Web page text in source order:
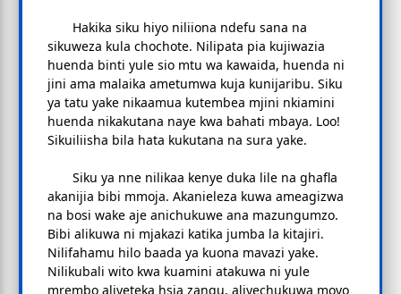
Hakika siku hiyo niliiona ndefu sana na
sikuweza kula chochote. Nilipata pia kujiwazia
huenda binti yule sio mtu wa kawaida, huenda ni
jini ama malaika ametumwa kuja kunijaribu. Siku
ya tatu yake nikaamua kutembea mjini nkiamini
huenda nikakutana naye kwa bahati mbaya. Loo!
Sikuiliisha bila hata kukutana na sura yake.
Siku ya nne nilikaa kenye duka lile na ghafla
akanijia bibi mmoja. Akanieleza kuwa ameagizwa
na bosi wake aje anichukuwe ana mazungumzo.
Bibi alikuwa ni mjakazi katika jumba la kitajiri.
Nilifahamu hilo baada ya kuona mavazi yake.
Nilikubali wito kwa kuamini atakuwa ni yule
mrembo aliyeteka hsia zangu, aliyechukuwa moyo